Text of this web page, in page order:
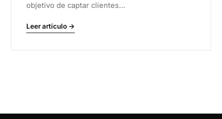
objetivo de captar clientes…
Leer artículo →